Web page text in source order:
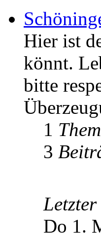
Hier ist
könnt.
bitte
1
3
Do 1.